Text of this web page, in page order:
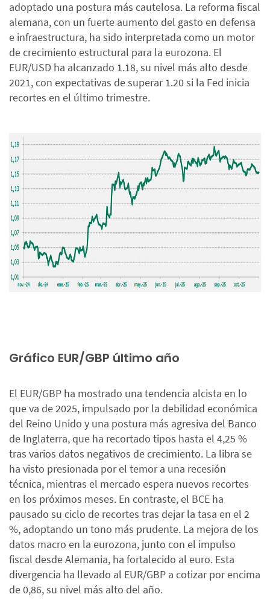
adoptado una postura más cautelosa. La reforma fiscal
alemana, con un fuerte aumento del gasto en defensa
e infraestructura, ha sido interpretada como un motor
de crecimiento estructural para la eurozona. El
EUR/USD ha alcanzado 1.18, su nivel más alto desde
2021, con expectativas de superar 1.20 si la Fed inicia
recortes en el último trimestre.
Gráfico EUR/GBP último año
El EUR/GBP ha mostrado una tendencia alcista en lo
que va de 2025, impulsado por la debilidad económica
del Reino Unido y una postura más agresiva del Banco
de Inglaterra, que ha recortado tipos hasta el 4,25 %
tras varios datos negativos de crecimiento. La libra se
ha visto presionada por el temor a una recesión
técnica, mientras el mercado espera nuevos recortes
en los próximos meses. En contraste, el BCE ha
pausado su ciclo de recortes tras dejar la tasa en el 2
%, adoptando un tono más prudente. La mejora de los
datos macro en la eurozona, junto con el impulso
fiscal desde Alemania, ha fortalecido al euro. Esta
divergencia ha llevado al EUR/GBP a cotizar por encima
de 0,86, su nivel más alto del año.